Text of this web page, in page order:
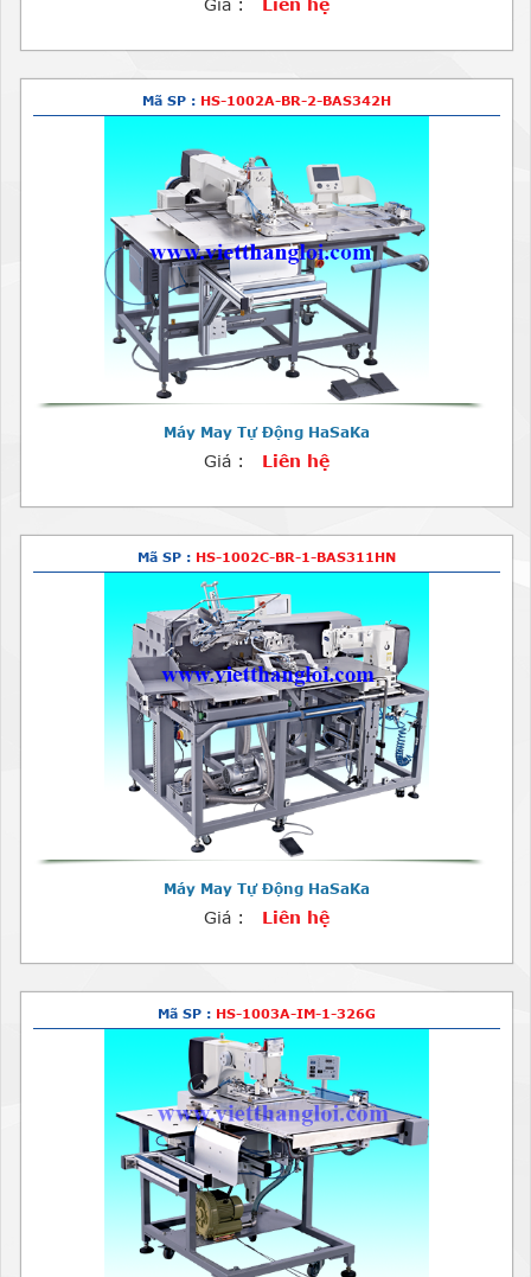
Giá : Liên hệ
Mã SP : HS-1002A-BR-2-BAS342H
Máy May Tự Động HaSaKa
Giá : Liên hệ
Mã SP : HS-1002C-BR-1-BAS311HN
Máy May Tự Động HaSaKa
Giá : Liên hệ
Mã SP : HS-1003A-IM-1-326G